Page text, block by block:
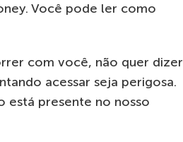
Você pode ler como
com você, não quer dizer
acessar seja perigosa.
está presente no nosso